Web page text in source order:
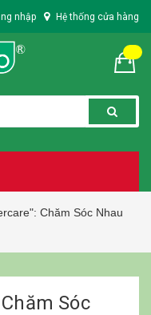
nhập Hệ thống cửa hàng
Chăm Sóc Nhau
Sóc